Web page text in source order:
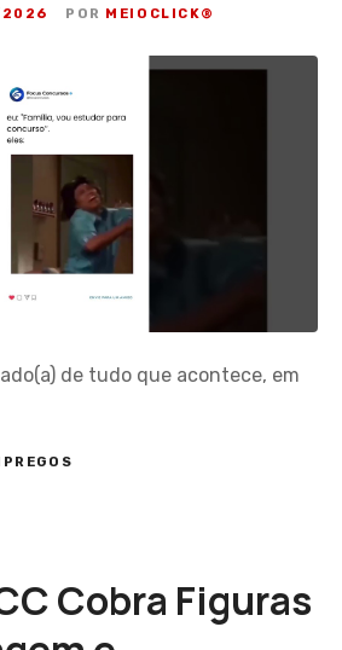
POR MEIOCLICK®
de tudo que acontece, em
Cobra Figuras